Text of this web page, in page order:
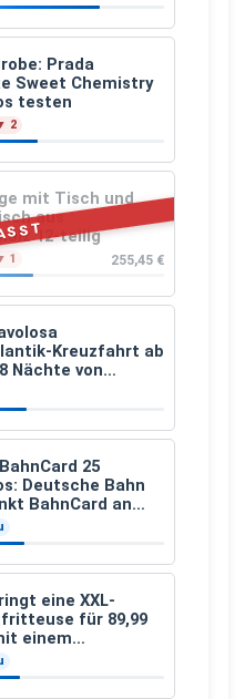
Prada
Sweet Chemistry
testen
2
mit Tisch und
aus
12-teilig
1 255,45 €
Kreuzfahrt ab
Nächte von
nach Guadeloupe
25
Deutsche Bahn
BahnCard an
Jugendliche
eine XXL-
für 89,99
einem
Vorteil